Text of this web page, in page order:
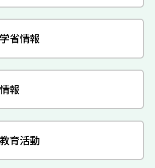
省情報
報
育活動